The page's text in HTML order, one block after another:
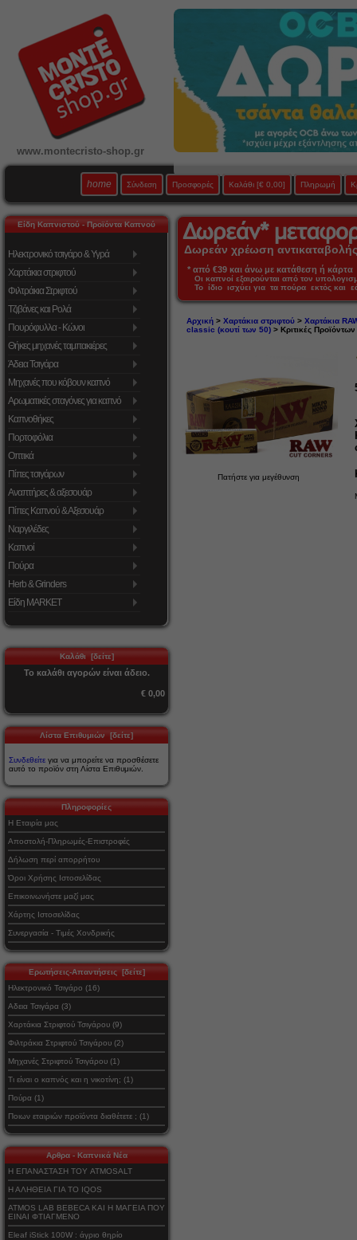
www.montecristo-shop.gr
home Σύνδεση Προσφορές Καλάθι [€ 0,00] Πληρωμή
Είδη Καπνιστού - Προϊόντα Καπνού
Ηλεκτρονικό τσιγάρο & Υγρά
Χαρτάκια στριφτού
Φιλτράκια Στριφτού
Τζιβάνες και Ρολά
Πουρόφυλλα - Κώνοι
Θήκες μηχανές ταμπακιέρες
Άδεια Τσιγάρα
Μηχανές που κόβουν καπνό
Αρωματικές σταγόνες για καπνό
Καπνοθήκες
Πορτοφόλια
Οπτικά
Πίπες τσιγάρων
Αναπτήρες & αξεσουάρ
Πίπες Καπνού & Αξεσουάρ
Ναργιλέδες
Καπνοί
Πούρα
Herb & Grinders
Είδη MARKET
Καλάθι [δείτε]
Το καλάθι αγορών είναι άδειο.
€ 0,00
Λίστα Επιθυμιών [δείτε]
Συνδεθείτε για να μπορείτε να προσθέσετε
αυτό το προϊόν στη Λίστα Επιθυμιών.
Πληροφορίες
Η Εταιρία μας
Αποστολή-Πληρωμές-Επιστροφές
Δήλωση περί απορρήτου
Όροι Χρήσης Ιστοσελίδας
Επικοινωνήστε μαζί μας
Χάρτης Ιστοσελίδας
Συνεργασία - Τιμές Χονδρικής
Ερωτήσεις-Απαντήσεις [δείτε]
Ηλεκτρονικό Τσιγάρο (16)
Αδεια Τσιγάρα (3)
Χαρτάκια Στριφτού Τσιγάρου (9)
Φιλτράκια Στριφτού Τσιγάρου (2)
Μηχανές Στριφτού Τσιγάρου (1)
Τι είναι ο καπνός και η νικοτίνη; (1)
Πούρα (1)
Ποιων εταιριών προϊόντα διαθέτετε ; (1)
Αρθρα - Καπνικά Νέα
Η ΕΠΑΝΑΣΤΑΣΗ ΤΟΥ ATMOSALT
Η ΑΛΗΘΕΙΑ ΓΙΑ ΤΟ IQOS
ATMOS LAB BEBECA ΚΑΙ Η ΜΑΓΕΙΑ ΠΟΥ
ΕΙΝΑΙ ΦΤΙΑΓΜΕΝΟ
Eleaf iStick 100W : άγριο θηρίο
Δωρεάν χρέωση
* από €39 και άνω με κατάθεση ή
Οι καπνοί εξαιρούνται από τον
Το ίδιο ισχύει για τα πούρα εκτός και
Αρχική> Χαρτάκια στριφτού> Χαρτάκια
classic (κουτί των 50)> Κριτικές Προϊόντων
Πατήστε για μεγέθυνση